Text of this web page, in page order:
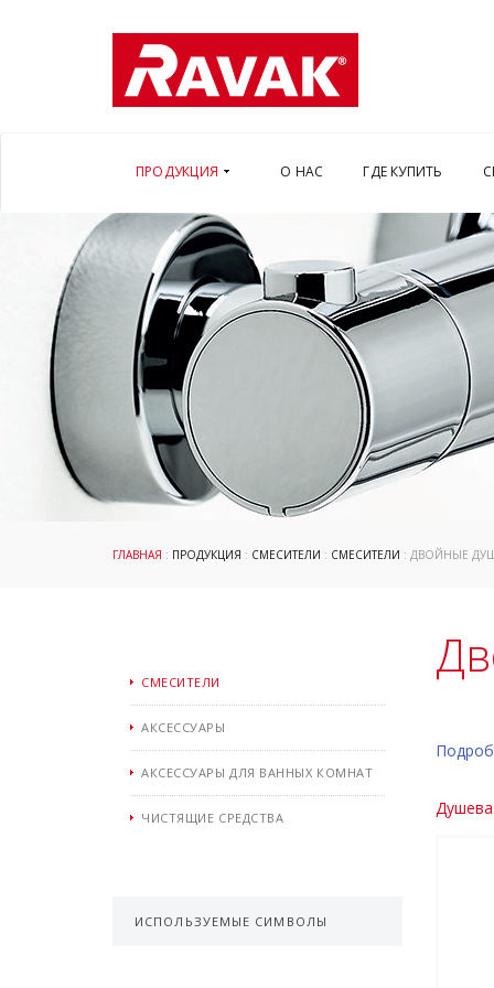
ПРОДУКЦИЯ О НАС ГДЕ КУПИТЬ
ГЛАВНАЯ : ПРОДУКЦИЯ : СМЕСИТЕЛИ : СМЕСИТЕЛИ : ДВОЙНЫЕ
СМЕСИТЕЛИ
АКСЕССУАРЫ
АКСЕССУАРЫ ДЛЯ ВАННЫХ КОМНАТ
ЧИСТЯЩИЕ СРЕДСТВА
ИСПОЛЬЗУЕМЫЕ СИМВОЛЫ